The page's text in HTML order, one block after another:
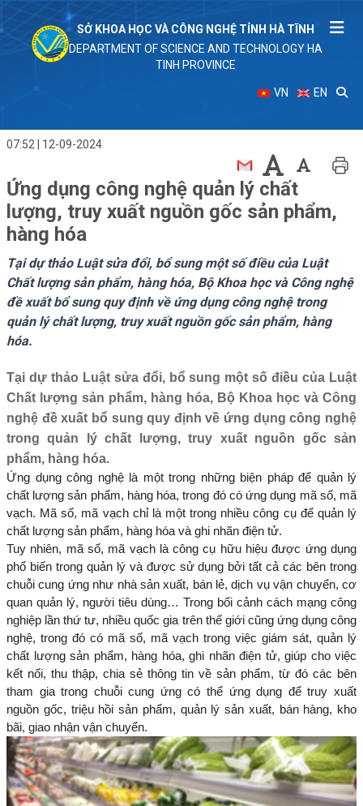
SỞ KHOA HỌC VÀ CÔNG NGHỆ TỈNH HÀ TĨNH
DEPARTMENT OF SCIENCE AND TECHNOLOGY HA
TINH PROVINCE
VN EN
07:52 | 12-09-2024
Ứng dụng công nghệ quản lý chất
lượng, truy xuất nguồn gốc sản phẩm,
hàng hóa
Tại dự thảo Luật sửa đổi, bổ sung một số điều của Luật
Chất lượng sản phẩm, hàng hóa, Bộ Khoa học và Công nghệ
đề xuất bổ sung quy định về ứng dụng công nghệ trong
quản lý chất lượng, truy xuất nguồn gốc sản phẩm, hàng
hóa.
Tại dự thảo Luật sửa đổi, bổ sung một số điều của Luật
Chất lượng sản phẩm, hàng hóa, Bộ Khoa học và Công
nghệ đề xuất bổ sung quy định về ứng dụng công nghệ
trong quản lý chất lượng, truy xuất nguồn gốc sản
phẩm, hàng hóa.
Ứng dụng công nghệ là một trong những biện pháp để quản lý
chất lượng sản phẩm, hàng hóa, trong đó có ứng dụng mã số, mã
vạch. Mã số, mã vạch chỉ là một trong nhiều công cụ để quản lý
chất lượng sản phẩm, hàng hóa và ghi nhãn điện tử.
Tuy nhiên, mã số, mã vạch là công cụ hữu hiệu được ứng dụng
phổ biến trong quản lý và được sử dụng bởi tất cả các bên trong
chuỗi cung ứng như nhà sản xuất, bán lẻ, dịch vụ vận chuyển, cơ
quan quản lý, người tiêu dùng… Trong bối cảnh cách mạng công
nghiệp lần thứ tư, nhiều quốc gia trên thế giới cũng ứng dụng công
nghệ, trong đó có mã số, mã vạch trong việc giám sát, quản lý
chất lượng sản phẩm, hàng hóa, ghi nhãn điện tử, giúp cho việc
kết nối, thu thập, chia sẻ thông tin về sản phẩm, từ đó các bên
tham gia trong chuỗi cung ứng có thể ứng dụng để truy xuất
nguồn gốc, triệu hồi sản phẩm, quản lý sản xuất, bán hàng, kho
bãi, giao nhận vận chuyển.